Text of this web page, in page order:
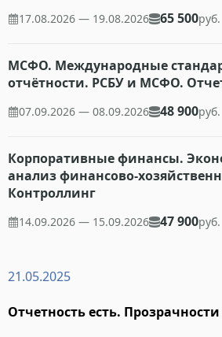
17.08.2026 — 19.08.2026 65 500руб.
МСФО. Международные
отчётности. РСБУ и МСФО.
07.09.2026 — 08.09.2026 48 900руб.
Корпоративные финансы.
анализ финансово-
Контроллинг
14.09.2026 — 15.09.2026 47 900руб.
21.05.2025
Отчетность есть. Прозрачности